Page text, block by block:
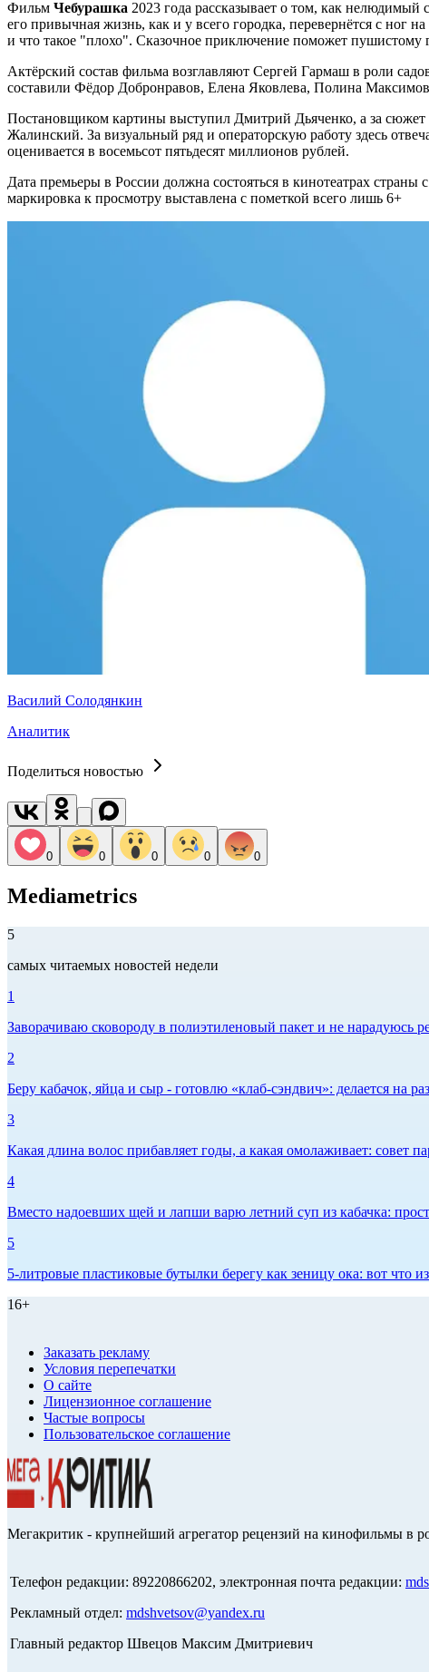
Фильм Чебурашка 2023 года рассказывает о том, как нелюдимый
его привычная жизнь, как и у всего городка, перевернётся с ног
и что такое "плохо". Сказочное приключение поможет
Актёрский состав фильма возглавляют Сергей Гармаш в роли
составили Фёдор Добронравов, Елена Яковлева, Полина
Постановщиком картины выступил Дмитрий Дьяченко, а за
Жалинский. За визуальный ряд и операторскую работу здесь
оценивается в восемьсот пятьдесят миллионов рублей.
Дата премьеры в России должна состояться в кинотеатрах
маркировка к просмотру выставлена с пометкой всего лишь 6+
Василий Солодянкин
Аналитик
Поделиться новостью
0 0 0 0 0
Mediametrics
5
самых читаемых новостей недели
1
Заворачиваю сковороду в полиэтиленовый пакет и не нарадуюсь
2
Беру кабачок, яйца и сыр - готовлю «клаб-сэндвич»: делается на
3
Какая длина волос прибавляет годы, а какая омолаживает: совет
4
Вместо надоевших щей и лапши варю летний суп из кабачка:
5
5-литровые пластиковые бутылки берегу как зеницу ока: вот что
16+
Заказать рекламу
Условия перепечатки
О сайте
Лицензионное соглашение
Частые вопросы
Пользовательское соглашение
Мегакритик - крупнейший агрегатор рецензий на кинофильмы в
Телефон редакции: 89220866202, электронная почта редакции:
Рекламный отдел: mdshvetsov@yandex.ru
Главный редактор Швецов Максим Дмитриевич